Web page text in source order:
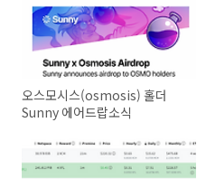
오스모시스(osmosis) 홀더
Sunny 에어드랍소식